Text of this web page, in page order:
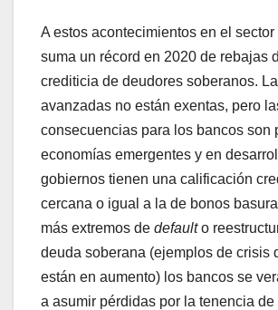
A estos acontecimientos en el
suma un récord en 2020 de rebajas
crediticia de deudores soberanos.
avanzadas no están exentas, pero
consecuencias para los bancos son
economías emergentes y en
gobiernos tienen una calificación
cercana o igual a la de bonos
más extremos de defaulto
deuda soberana (ejemplos de crisis
están en aumento) los bancos se
a asumir pérdidas por la tenencia de